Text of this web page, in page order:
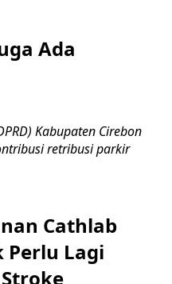
Ada
Kabupaten Cirebon
retribusi parkir
Cathlab
Perlu Lagi